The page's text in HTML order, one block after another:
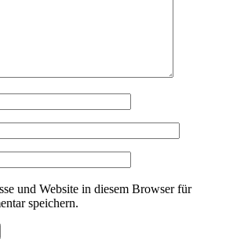
und Website in diesem Browser für
speichern.